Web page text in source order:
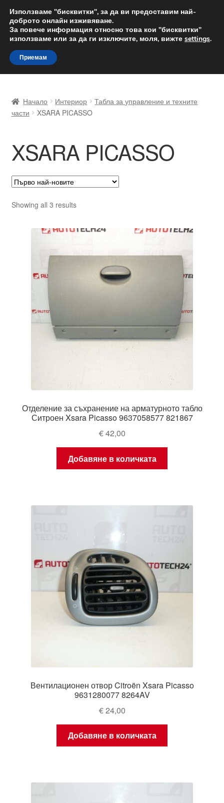
ДОСТАВКА от 12 лв.
Доставка по целия свят
Skip
to
navigation
Skip
to
content
Доставка по целия свят
За нас
Количка
Плащанията
Правила и условия
Начало Интериор
Табла за управление и техните
части
XSARA PICASSO
XSARA PICASSO
Showing all 3 resultsSorted
latest
Отделение за съхранение на арматурното табло
Ситроен Xsara Picasso 9637058577 821867
€42,00
Добавяне в количката
Вентилационен отвор Citroën Xsara Picasso
9631280077 8264AV
€24,00
Добавяне в количката
Използваме "бисквитки", за да ви предоставим най-
доброто онлайн изживяване.
За повече информация относно това кои "бисквитки"
използваме или за да ги изключите, моля, вижте settings.
Приемам